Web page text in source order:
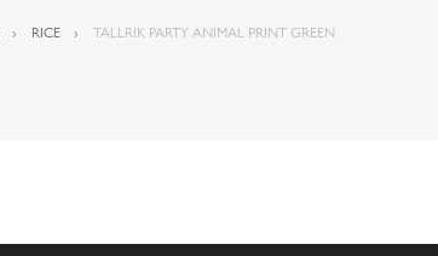
RICE TALLRIK PARTY ANIMAL PRINT GREEN